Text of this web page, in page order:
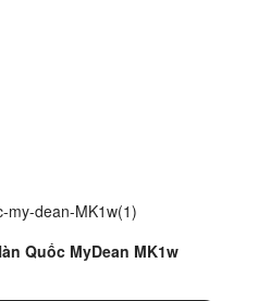
Quốc MyDean MK1w